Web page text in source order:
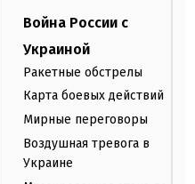
Война России с
Украиной
Ракетные обстрелы
Карта боевых действий
Мирные переговоры
Воздушная тревога в
Украине